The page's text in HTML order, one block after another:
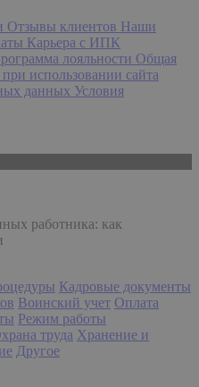
Отзывы клиентов Наши
Карьера с ИПК
лояльности Общая
использовании сайта
данных Условия
работника: как
Кадровые документы
Воинский учет Оплата
Режим работы
труда Хранение и
Другое